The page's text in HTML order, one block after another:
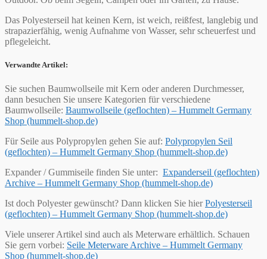
Das Polyesterseil hat keinen Kern, ist weich, reißfest, langlebig und
strapazierfähig, wenig Aufnahme von Wasser, sehr scheuerfest und
pflegeleicht.
Verwandte Artikel:
Sie suchen Baumwollseile mit Kern oder anderen Durchmesser,
dann besuchen Sie unsere Kategorien für verschiedene
Baumwollseile: Baumwollseile (geflochten) – Hummelt Germany
Shop (hummelt-shop.de)
Für Seile aus Polypropylen gehen Sie auf: Polypropylen Seil
(geflochten) – Hummelt Germany Shop (hummelt-shop.de)
Expander / Gummiseile finden Sie unter: Expanderseil (geflochten)
Archive – Hummelt Germany Shop (hummelt-shop.de)
Ist doch Polyester gewünscht? Dann klicken Sie hierPolyesterseil
(geflochten) – Hummelt Germany Shop (hummelt-shop.de)
Viele unserer Artikel sind auch als Meterware erhältlich. Schauen
Sie gern vorbei: Seile Meterware Archive – Hummelt Germany
Shop (hummelt-shop.de)